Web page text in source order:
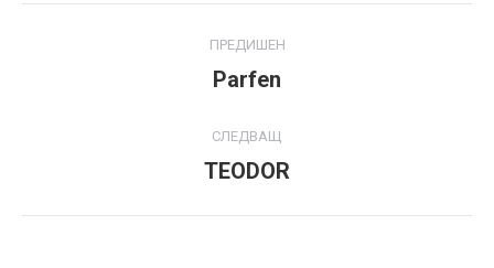
ПРЕДИШЕН
Previous
Parfen
СЛЕДВАЩ
Next
TEODOR